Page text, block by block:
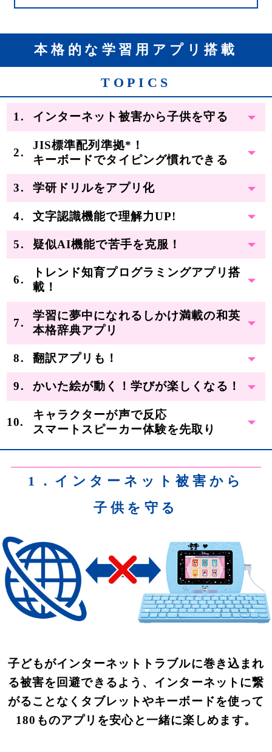
本格的な学習用アプリ搭載
TOPICS
インターネット被害から子供を守る
JIS標準配列準拠*！
キーボードでタイピング慣れできる
学研ドリルをアプリ化
文字認識機能で理解力UP!
疑似AI機能で苦手を克服！
トレンド知育プログラミングアプリ搭
載！
学習に夢中になれるしかけ満載の和英
本格辞典アプリ
翻訳アプリも！
かいた絵が動く！学びが楽しくなる！
キャラクターが声で反応
スマートスピーカー体験を先取り
1．インターネット被害から
子供を守る
子どもがインターネットトラブルに巻き込まれ
る被害を回避できるよう、インターネットに繋
がることなくタブレットやキーボードを使って
180ものアプリを安心と一緒に楽しめます。